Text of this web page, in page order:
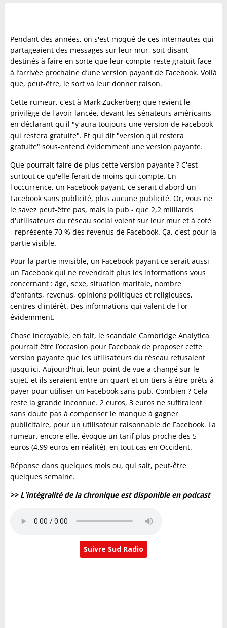
Pendant des années, on s'est moqué de ces internautes qui
partageaient des messages sur leur mur, soit-disant
destinés à faire en sorte que leur compte reste gratuit face
à l’arrivée prochaine d’une version payant de Facebook. Voilà
que, peut-être, le sort va leur donner raison.
Cette rumeur, c'est à Mark Zuckerberg que revient le
privilège de l'avoir lancée, devant les sénateurs américains
en déclarant qu'il "y aura toujours une version de Facebook
qui restera gratuite". Et qui dit "version qui restera
gratuite" sous-entend évidemment une version payante.
Que pourrait faire de plus cette version payante ? C'est
surtout ce qu'elle ferait de moins qui compte. En
l'occurrence, un Facebook payant, ce serait d'abord un
Facebook sans publicité, plus aucune publicité. Or, vous ne
le savez peut-être pas, mais la pub - que 2,2 milliards
d'utilisateurs du réseau social voient sur leur mur et à coté
- représente 70 % des revenus de Facebook. Ça, c'est pour la
partie visible.
Pour la partie invisible, un Facebook payant ce serait aussi
un Facebook qui ne revendrait plus les informations vous
concernant : âge, sexe, situation maritale, nombre
d'enfants, revenus, opinions politiques et religieuses,
centres d'intérêt. Des informations qui valent de l'or
évidemment.
Chose incroyable, en fait, le scandale Cambridge Analytica
pourrait être l’occasion pour Facebook de proposer cette
version payante que les utilisateurs du réseau refusaient
jusqu'ici. Aujourd'hui, leur point de vue a changé sur le
sujet, et ils seraient entre un quart et un tiers à être prêts à
payer pour utiliser un Facebook sans pub. Combien ? Cela
reste la grande inconnue. 2 euros, 3 euros ne suffiraient
sans doute pas à compenser le manque à gagner
publicitaire, pour un utilisateur raisonnable de Facebook. La
rumeur, encore elle, évoque un tarif plus proche des 5
euros (4,99 euros en réalité), en tout cas en Occident.
Réponse dans quelques mois ou, qui sait, peut-être
quelques semaine.
>> L'intégralité de la chronique est disponible en podcast
Suivre Sud Radio